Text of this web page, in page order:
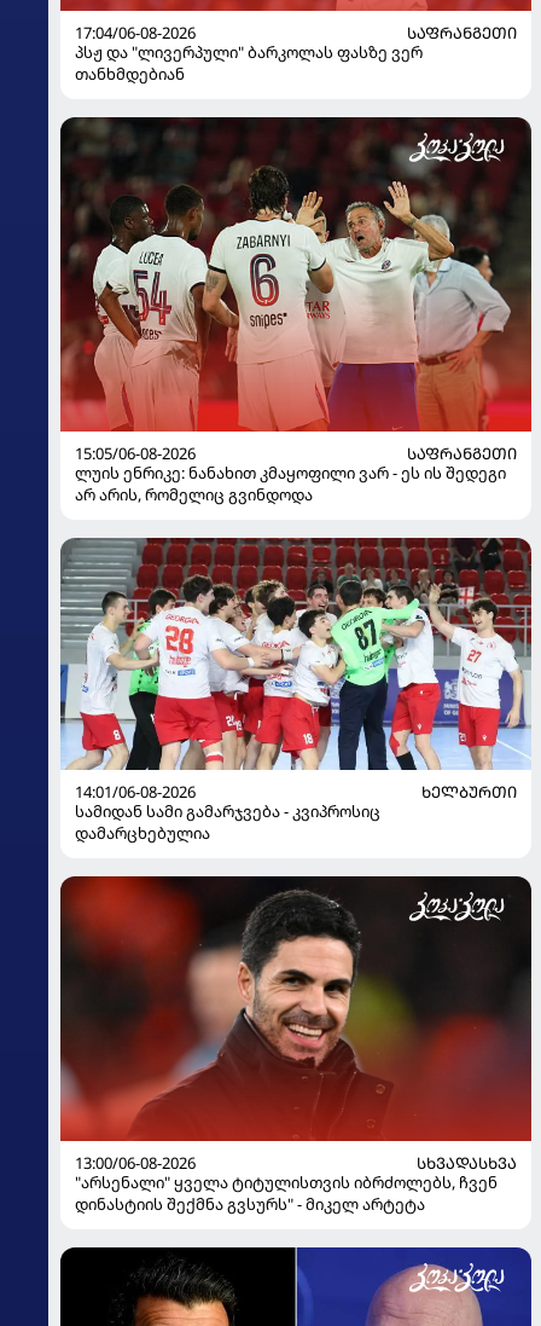
17:04/06-08-2026
ᲡᲐᲤᲠᲐᲜᲒᲔᲗᲘ
პსჟ და "ლივერპული" ბარკოლას ფასზე ვერ
თანხმდებიან
15:05/06-08-2026
ᲡᲐᲤᲠᲐᲜᲒᲔᲗᲘ
ლუის ენრიკე: ნანახით კმაყოფილი ვარ - ეს ის შედეგი
არ არის, რომელიც გვინდოდა
14:01/06-08-2026
ᲮᲔᲚᲑᲣᲠᲗᲘ
სამიდან სამი გამარჯვება - კვიპროსიც
დამარცხებულია
13:00/06-08-2026
ᲡᲮᲕᲐᲓᲐᲡᲮᲕᲐ
"არსენალი" ყველა ტიტულისთვის იბრძოლებს, ჩვენ
დინასტიის შექმნა გვსურს" - მიკელ არტეტა